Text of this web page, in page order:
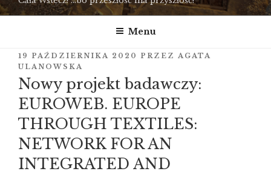
Menu
OPUBLIKOWANE
W
19 PAŹDZIERNIKA 2020 PRZEZ AGATA
ULANOWSKA
Nowy projekt badawczy:
EUROWEB. EUROPE
THROUGH TEXTILES:
NETWORK FOR AN
INTEGRATED AND